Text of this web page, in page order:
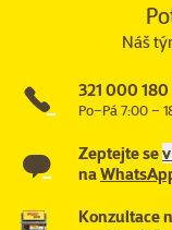
Náš
321 000 180
Po–Pá 7:00 –
Zeptejte se
na
Konzultace